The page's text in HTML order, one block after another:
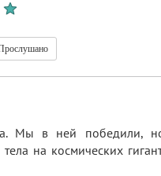
Мы в ней победили,
тела на космических